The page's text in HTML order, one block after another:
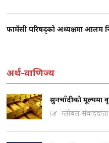
फार्मेसी परिषद्को अध्यक्षमा आलम
अर्थ-वाणिज्य
सुनचाँदीको मूल्यमा
ग्लोबल संवाददाता